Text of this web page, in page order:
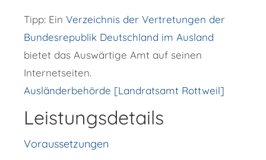
Tipp: Ein Verzeichnis der Vertretungen der
Bundesrepublik Deutschland im Ausland
bietet das Auswärtige Amt auf seinen
Internetseiten.
Ausländerbehörde [Landratsamt Rottweil]
Leistungsdetails
Voraussetzungen